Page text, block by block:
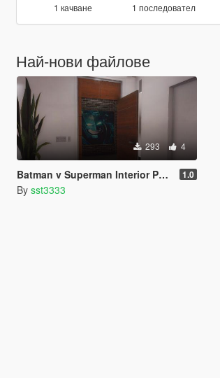
1 качване 1 последовател
Най-нови файлове
293 4
Batman v Superman Interior Paintings for Franklin's House 1.0
By sst3333